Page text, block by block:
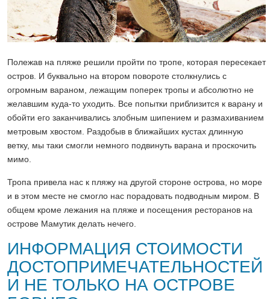
Полежав на пляже решили пройти по тропе, которая пересекает
остров. И буквально на втором повороте столкнулись с
огромным вараном, лежащим поперек тропы и абсолютно не
желавшим куда-то уходить. Все попытки приблизится к варану и
обойти его заканчивались злобным шипением и размахиванием
метровым хвостом. Раздобыв в ближайших кустах длинную
ветку, мы таки смогли немного подвинуть варана и проскочить
мимо.
Тропа привела нас к пляжу на другой стороне острова, но море
и в этом месте не смогло нас порадовать подводным миром. В
общем кроме лежания на пляже и посещения ресторанов на
острове Мамутик делать нечего.
ИНФОРМАЦИЯ СТОИМОСТИ
ДОСТОПРИМЕЧАТЕЛЬНОСТЕЙ
И НЕ ТОЛЬКО НА ОСТРОВЕ